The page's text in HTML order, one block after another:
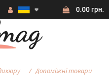
0.00 грн.
Допоміжні товари